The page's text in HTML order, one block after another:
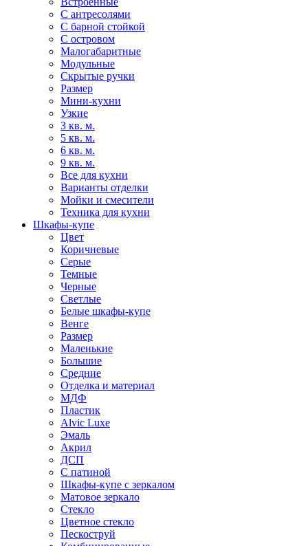
С антресолями
С барной стойкой
С островом
Малогабаритные
Модульные
Скрытые ручки
Размер
Мини-кухни
Узкие
3 кв. м.
5 кв. м.
6 кв. м.
9 кв. м.
Все для кухни
Варианты отделки
Мойки и смесители
Техника для кухни
Шкафы-купе
Цвет
Коричневые
Серые
Темные
Черные
Светлые
Белые шкафы-купе
Венге
Размер
Маленькие
Большие
Средние
Отделка и материал
МДФ
Пластик
Alvic Luxe
Эмаль
Акрил
ДСП
С патиной
Шкафы-купе с зеркалом
Матовое зеркало
Стекло
Цветное стекло
Пескоструй